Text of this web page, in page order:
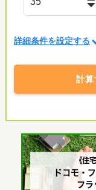
詳細条件を設定する
計算